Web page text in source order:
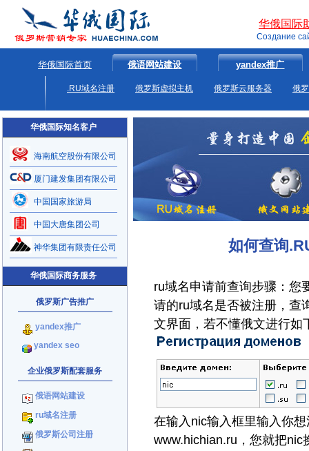
华俄国际
Создание
华俄国际首页 俄语网站建设 yandex推广
.RU域名注册 俄罗斯虚拟主机 俄罗斯云服务器 俄
华俄国际知名客户
海南航空股份有限公司
厦门建发集团有限公司
中国国家旅游局
中国大唐集团公司
神华集团有限责任公司
华俄国际商务服务
俄罗斯广告推广
yandex推广
yandex seo
企业俄罗斯配套服务
俄语网站建设
ru域名注册
俄罗斯公司注册
如何查询
ru域名申请前查询步骤：您
请的ru域名是否被注册，查
文界面，若不懂俄文进行如
在输入nic输入框里输入你
www.hichian.ru，您就把